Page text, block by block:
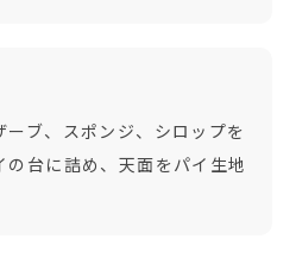
ーブ、スポンジ、シロップを
の台に詰め、天面をパイ生地